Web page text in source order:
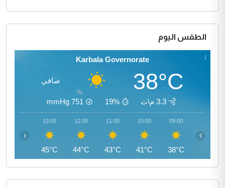
الطقس اليوم
Karbala Governorate
38°C صافي
3.3 م\ث 19%
751
mmHg
09:00
38°C
10:00
41°C
11:00
43°C
12:00
44°C
13:00
45°C
‹ ›